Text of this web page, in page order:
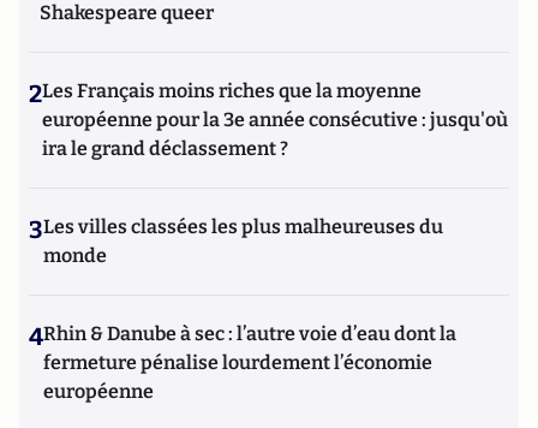
Shakespeare queer
2Les Français moins riches que la moyenne
européenne pour la 3e année consécutive : jusqu'où
ira le grand déclassement ?
3Les villes classées les plus malheureuses du
monde
4Rhin & Danube à sec : l’autre voie d’eau dont la
fermeture pénalise lourdement l’économie
européenne